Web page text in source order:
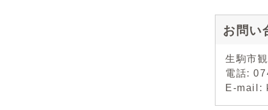
お問い
生駒市
電話:
E-mail: